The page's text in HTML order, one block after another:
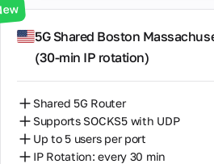
5G Shared Boston
(30‑min IP rotation)
Shared 5G Router
Supports SOCKS5 with UDP
Up to 5 users per port
IP Rotation: every 30 min